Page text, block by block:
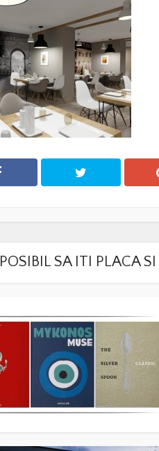
POSIBIL SA ITI PLACA